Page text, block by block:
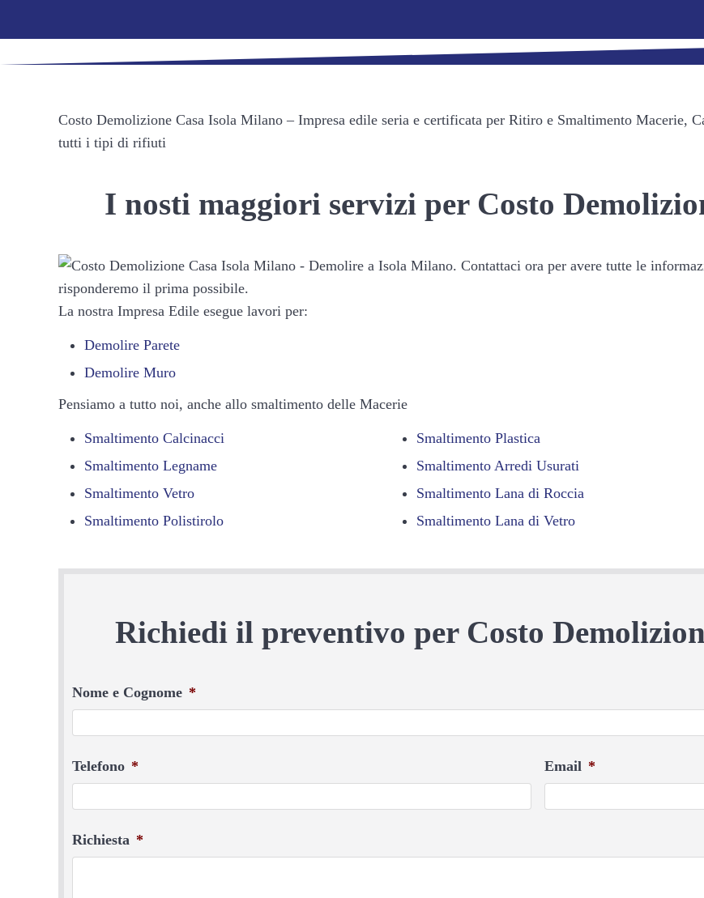
Costo Demolizione Casa Isola Milano – Impresa edile seria e certificata per Ritiro e Smaltimento Macerie,
tutti i tipi di rifiuti
I nosti maggiori servizi per Costo
La nostra Impresa Edile esegue lavori per:
Demolire Parete
Demolire Muro
Pensiamo a tutto noi, anche allo smaltimento delle Macerie
Smaltimento Calcinacci
Smaltimento Legname
Smaltimento Vetro
Smaltimento Polistirolo
Smaltimento Plastica
Smaltimento Arredi Usurati
Smaltimento Lana di Roccia
Smaltimento Lana di Vetro
Richiedi il preventivo per Costo
Nome e Cognome *
Telefono * Email *
Richiesta *